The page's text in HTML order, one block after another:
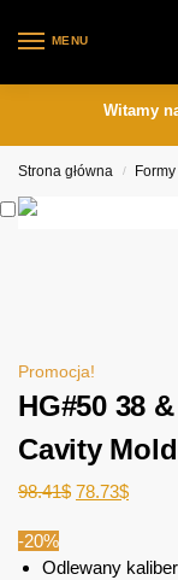
MENU
Witamy
Strona główna / Formy
Promocja!
HG#50 38
Cavity Mold
98.41$ 78.73$
-20%
Odlewany